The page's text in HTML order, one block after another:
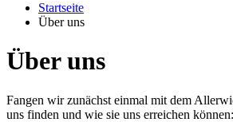
Startseite
Über uns
Über uns
Fangen wir zunächst einmal mit dem
uns finden und wie sie uns erreichen können: